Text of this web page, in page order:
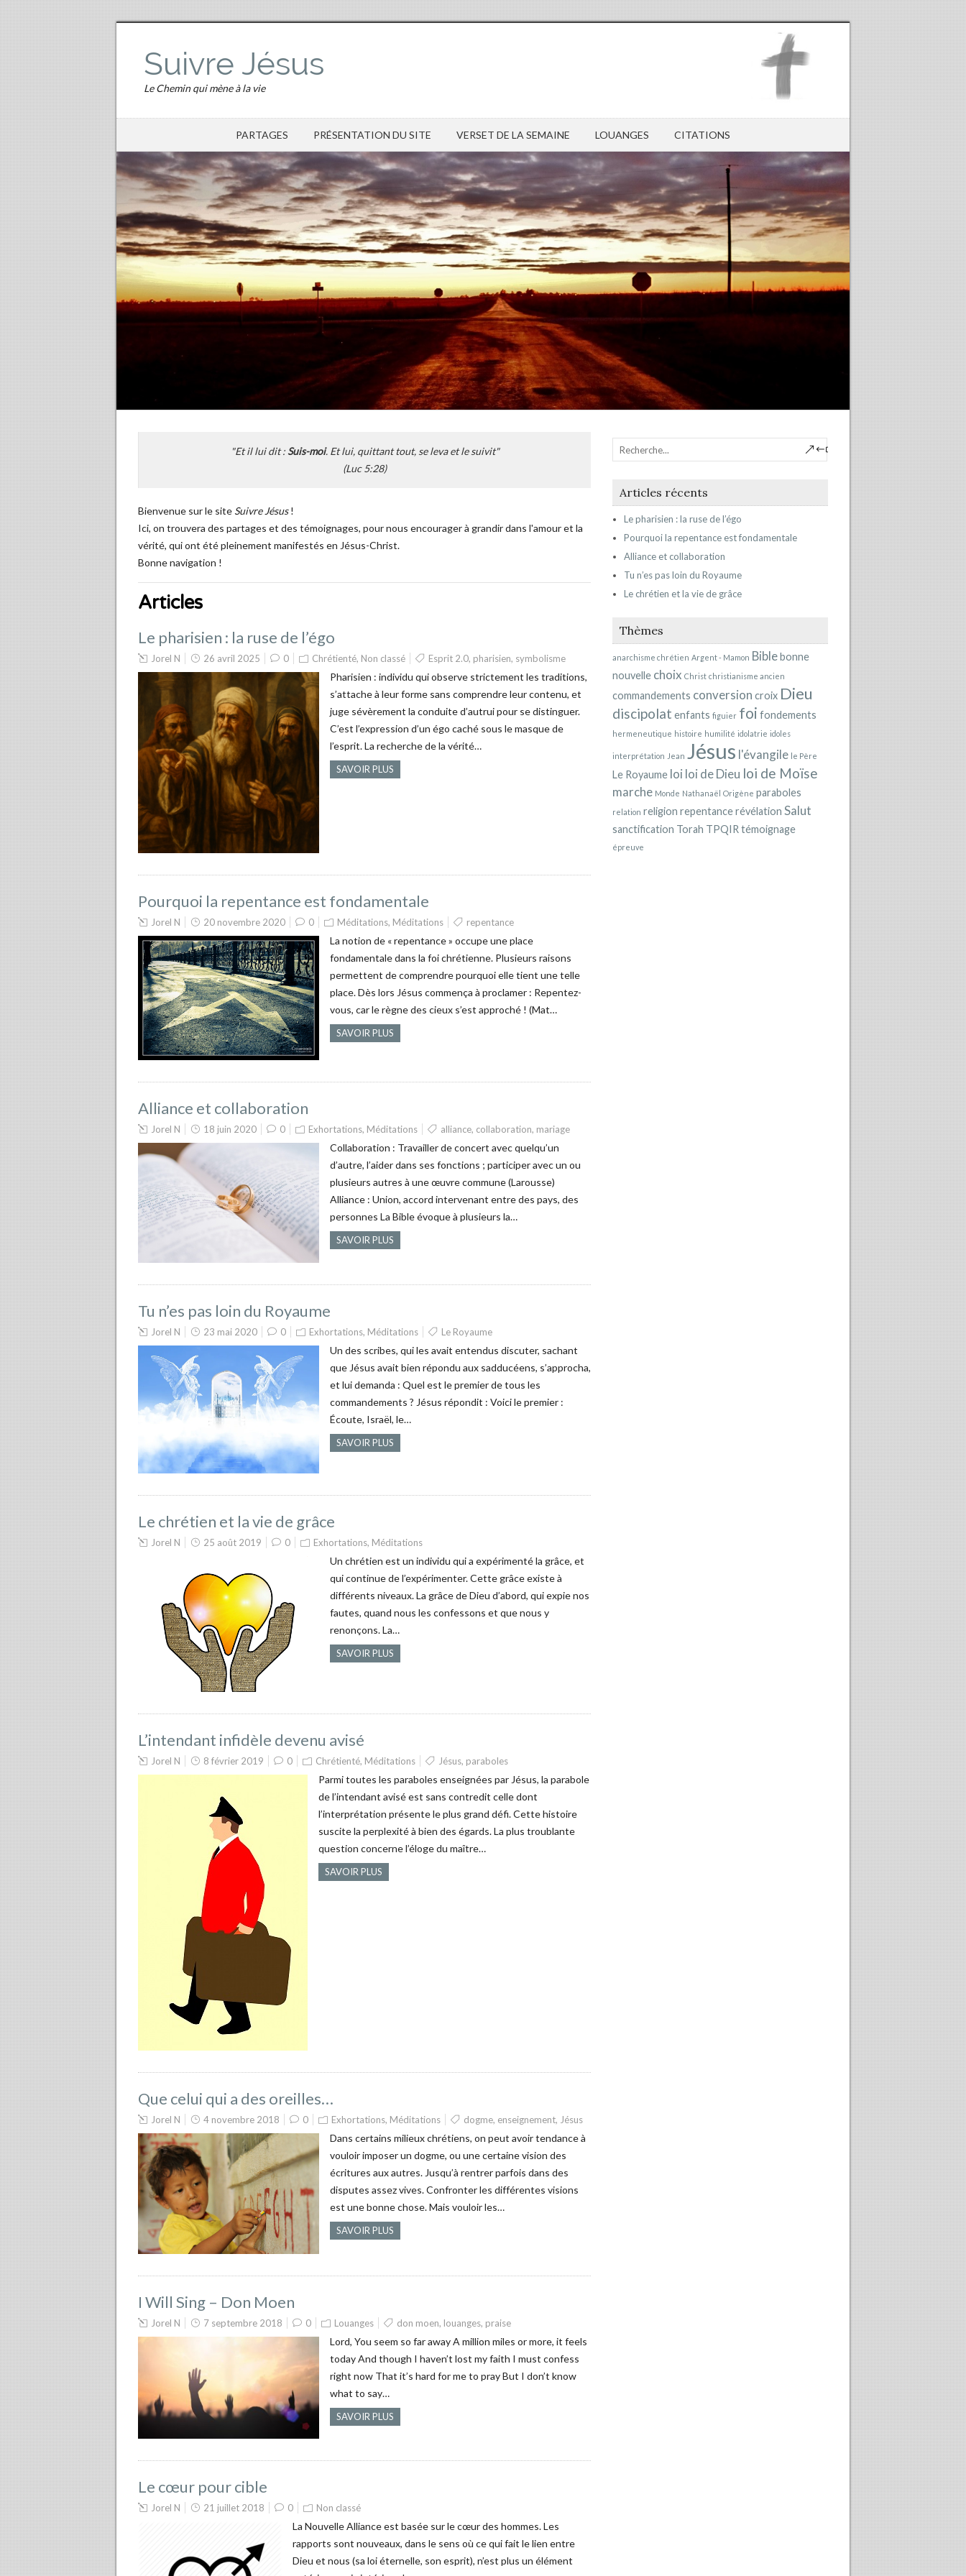
Suivre Jésus
Le Chemin qui mène à la vie
PARTAGES PRÉSENTATION DU SITE VERSET DE LA SEMAINE LOUANGES CITATIONS
"Et il lui dit :Suis-moi. Et lui, quittant tout, se leva et le suivit"
(Luc 5:28)
Bienvenue sur le site Suivre Jésus!
Ici, on trouvera des partages et des témoignages, pour nous encourager à grandir dans l'amour et la
vérité, qui ont été pleinement manifestés en Jésus-Christ.
Bonne navigation !
Articles
Le pharisien : la ruse de l’égo
Jorel N 26 avril 2025 0 Chrétienté, Non classé Esprit 2.0, pharisien, symbolisme
Pharisien : individu qui observe strictement les traditions,
s’attache à leur forme sans comprendre leur contenu, et
juge sévèrement la conduite d’autrui pour se distinguer.
C’est l’expression d’un égo caché sous le masque de
l’esprit. La recherche de la vérité…
SAVOIR PLUS
Pourquoi la repentance est fondamentale
Jorel N 20 novembre 2020 0 Méditations, Méditations repentance
La notion de « repentance » occupe une place
fondamentale dans la foi chrétienne. Plusieurs raisons
permettent de comprendre pourquoi elle tient une telle
place. Dès lors Jésus commença à proclamer : Repentez-
vous, car le règne des cieux s’est approché ! (Mat…
SAVOIR PLUS
Alliance et collaboration
Jorel N 18 juin 2020 0 Exhortations, Méditations alliance, collaboration, mariage
Collaboration : Travailler de concert avec quelqu’un
d’autre, l’aider dans ses fonctions ; participer avec un ou
plusieurs autres à une œuvre commune (Larousse)
Alliance : Union, accord intervenant entre des pays, des
personnes La Bible évoque à plusieurs la…
SAVOIR PLUS
Tu n’es pas loin du Royaume
Jorel N 23 mai 2020 0 Exhortations, Méditations Le Royaume
Un des scribes, qui les avait entendus discuter, sachant
que Jésus avait bien répondu aux sadducéens, s’approcha,
et lui demanda : Quel est le premier de tous les
commandements ? Jésus répondit : Voici le premier :
Écoute, Israël, le…
SAVOIR PLUS
Le chrétien et la vie de grâce
Jorel N 25 août 2019 0 Exhortations, Méditations
Un chrétien est un individu qui a expérimenté la grâce, et
qui continue de l’expérimenter. Cette grâce existe à
différents niveaux. La grâce de Dieu d’abord, qui expie nos
fautes, quand nous les confessons et que nous y
renonçons. La…
SAVOIR PLUS
L’intendant infidèle devenu avisé
Jorel N 8 février 2019 0 Chrétienté, Méditations Jésus, paraboles
Parmi toutes les paraboles enseignées par Jésus, la parabole
de l’intendant avisé est sans contredit celle dont
l’interprétation présente le plus grand défi. Cette histoire
suscite la perplexité à bien des égards. La plus troublante
question concerne l’éloge du maître…
SAVOIR PLUS
Que celui qui a des oreilles…
Jorel N 4 novembre 2018 0 Exhortations, Méditations dogme, enseignement, Jésus
Dans certains milieux chrétiens, on peut avoir tendance à
vouloir imposer un dogme, ou une certaine vision des
écritures aux autres. Jusqu’à rentrer parfois dans des
disputes assez vives. Confronter les différentes visions
est une bonne chose. Mais vouloir les…
SAVOIR PLUS
I Will Sing – Don Moen
Jorel N 7 septembre 2018 0 Louanges don moen, louanges, praise
Lord, You seem so far away A million miles or more, it feels
today And though I haven’t lost my faith I must confess
right now That it’s hard for me to pray But I don’t know
what to say…
SAVOIR PLUS
Le cœur pour cible
Jorel N 21 juillet 2018 0 Non classé
La Nouvelle Alliance est basée sur le cœur des hommes. Les
rapports sont nouveaux, dans le sens où ce qui fait le lien entre
Dieu et nous (sa loi éternelle, son esprit), n’est plus un élément
Articles récents
Le pharisien : la ruse de l’égo
Pourquoi la repentance est fondamentale
Alliance et collaboration
Tu n’es pas loin du Royaume
Le chrétien et la vie de grâce
Thèmes
anarchisme chrétien Argent - Mamon Biblebonne
nouvelle choix Christ christianisme ancien
commandements conversion croix Dieu
discipolat enfants figuier foi fondements
hermeneutique histoire humilité idolatrie idoles
interprétation Jean Jésus l'évangile le Père
Le Royaume loi loi de Dieu loi de Moïse
marche Monde Nathanaël Origène paraboles
relation religion repentancerévélation Salut
sanctification Torah TPQIR témoignage
épreuve